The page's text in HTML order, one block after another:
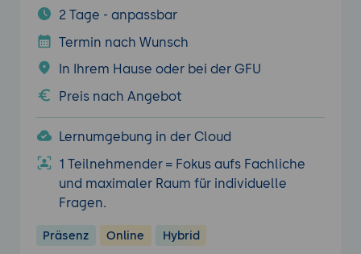
2 Tage - anpassbar
Termin nach Wunsch
In Ihrem Hause oder bei der GFU
Preis nach Angebot
Lernumgebung in der Cloud
1 Teilnehmender = Fokus aufs Fachliche
und maximaler Raum für individuelle
Fragen.
Präsenz Online Hybrid